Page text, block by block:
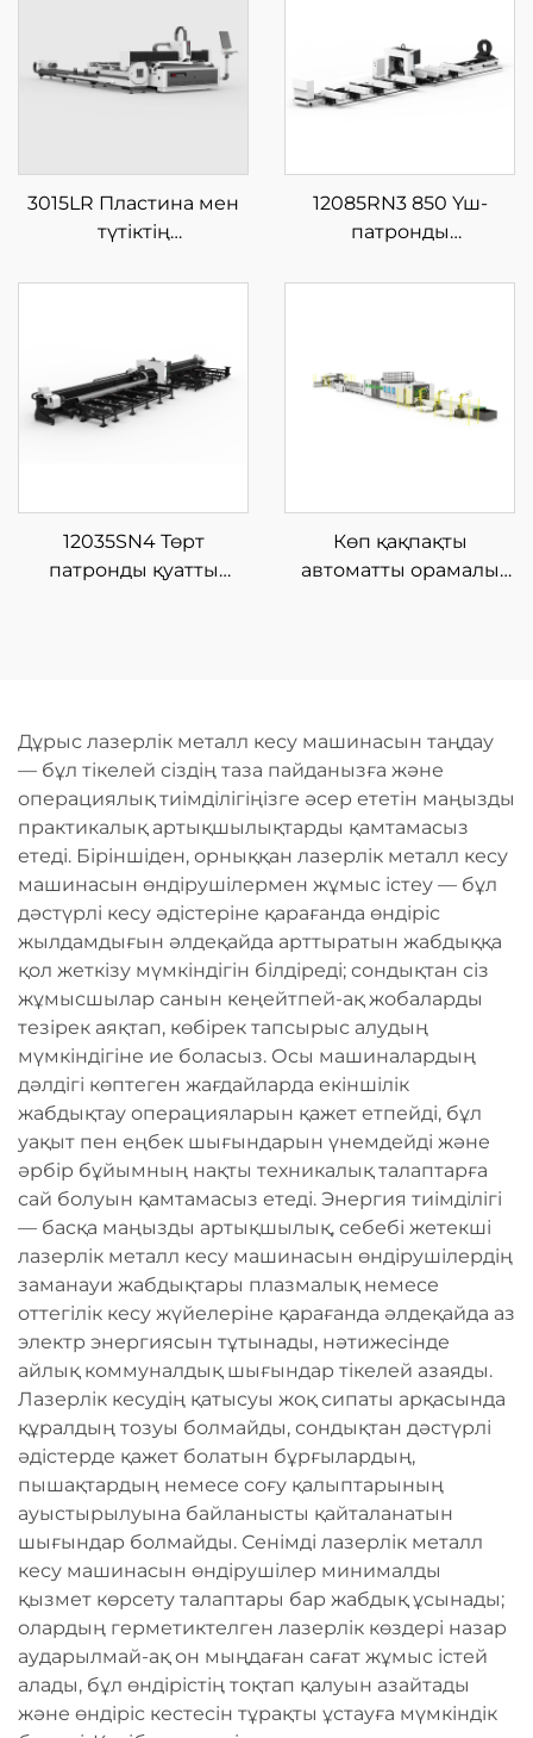
3015LR Пластина мен
түтіктің
шыны талшықты
12085RN3 850 Үш-
патронды
Лазерлі Түтік Кесу
12035SN4 Төрт
патронды қуатты
Көп қақпақты
автоматты орамалы
Дұрыс лазерлік металл кесу машинасын таңдау
— бұл тікелей сіздің таза пайданызға және
операциялық тиімділігіңізге әсер ететін маңызды
практикалық артықшылықтарды қамтамасыз
етеді. Біріншіден, орныққан лазерлік металл кесу
машинасын өндірушілермен жұмыс істеу — бұл
дәстүрлі кесу әдістеріне қарағанда өндіріс
жылдамдығын әлдеқайда арттыратын жабдыққа
қол жеткізу мүмкіндігін білдіреді; сондықтан сіз
жұмысшылар санын кеңейтпей-ақ жобаларды
тезірек аяқтап, көбірек тапсырыс алудың
мүмкіндігіне ие боласыз. Осы машиналардың
дәлдігі көптеген жағдайларда екіншілік
жабдықтау операцияларын қажет етпейді, бұл
уақыт пен еңбек шығындарын үнемдейді және
әрбір бұйымның нақты техникалық талаптарға
сай болуын қамтамасыз етеді. Энергия тиімділігі
— басқа маңызды артықшылық, себебі жетекші
лазерлік металл кесу машинасын өндірушілердің
заманауи жабдықтары плазмалық немесе
оттегілік кесу жүйелеріне қарағанда әлдеқайда аз
электр энергиясын тұтынады, нәтижесінде
айлық коммуналдық шығындар тікелей азаяды.
Лазерлік кесудің қатысуы жоқ сипаты арқасында
құралдың тозуы болмайды, сондықтан дәстүрлі
әдістерде қажет болатын бұрғылардың,
пышақтардың немесе соғу қалыптарының
ауыстырылуына байланысты қайталанатын
шығындар болмайды. Сенімді лазерлік металл
кесу машинасын өндірушілер минималды
қызмет көрсету талаптары бар жабдық ұсынады;
олардың герметиктелген лазерлік көздері назар
аударылмай-ақ он мыңдаған сағат жұмыс істей
алады, бұл өндірістің тоқтап қалуын азайтады
және өндіріс кестесін тұрақты ұстауға мүмкіндік